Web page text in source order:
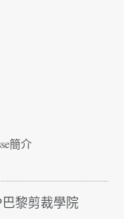
簡介
黎剪裁學院